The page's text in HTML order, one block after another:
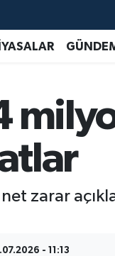
zarar
- 11:13